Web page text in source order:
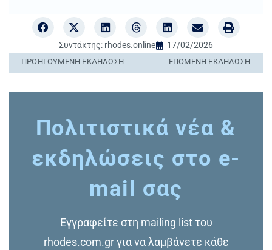
Συντάκτης: rhodes.online 17/02/2026
ΠΡΟΗΓΟΎΜΕΝΗ ΕΚΔΉΛΩΣΗ ΕΠΌΜΕΝΗ ΕΚΔΉΛΩΣΗ
Πολιτιστικά νέα &
εκδηλώσεις στο e-
mail σας
Εγγραφείτε στη mailing list του
rhodes.com.gr για να λαμβάνετε κάθε